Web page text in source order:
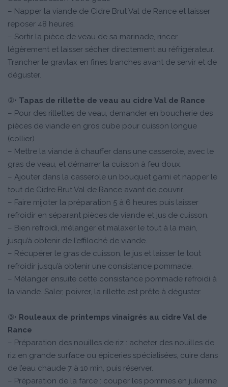
– Napper la viande de Cidre Brut Val de Rance et laisser
reposer 48 heures.
– Sortir la pièce de veau de sa marinade, rincer
légèrement et laisser sécher directement au réfrigérateur.
Trancher le gravlax en fines tranches avant de servir et de
déguster.
②• Tapas de rillette de veau au cidre Val de Rance
– Pour des rillettes de veau, demander en boucherie des
pièces de viande en gros cube pour cuisson longue
(collier).
– Mettre la viande à chauffer dans une casserole, avec le
gras de veau, et démarrer la cuisson à feu doux.
– Ajouter dans la casserole un bouquet garni et napper le
tout de Cidre Brut Val de Rance avant de couvrir.
– Faire mijoter la préparation 5 à 6 heures puis laisser
refroidir en séparant pièces de viande et jus de cuisson.
– Bien refroidi, mélanger et malaxer le tout à la main,
jusqu’à obtenir de l’effiloché de viande.
– Récupérer le gras de cuisson, le jus et laisser le tout
refroidir jusqu’à obtenir une consistance pommade.
– Mélanger ensuite cette consistance pommade refroidi à
la viande. Saler, poivrer, la rillette est prête à déguster.
③• Rouleaux de printemps vinaigrés au cidre Val de
Rance
– Préparation des nouilles de riz : acheter des nouilles de
riz en grande surface ou épiceries spécialisées, cuire dans
de l’eau chaude 7 à 10 min, puis réserver.
– Préparation de la farce : couper les pommes en julienne